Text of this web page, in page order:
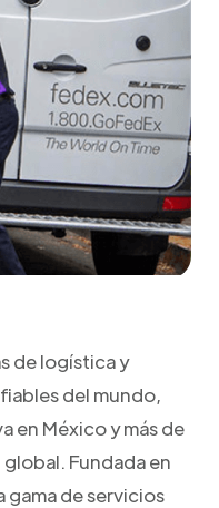
de logística y
del mundo,
en México y más de
Fundada en
gama de servicios